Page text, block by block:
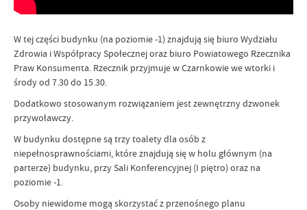
W tej części budynku (na poziomie -1) znajdują się biuro Wydziału
Zdrowia i Współpracy Społecznej oraz biuro Powiatowego Rzecznika
Praw Konsumenta. Rzecznik przyjmuje w Czarnkowie we wtorki i
środy od 7.30 do 15.30.
Dodatkowo stosowanym rozwiązaniem jest zewnętrzny dzwonek
przywoławczy.
W budynku dostępne są trzy toalety dla osób z
niepełnosprawnościami, które znajdują się w holu głównym (na
parterze) budynku, przy Sali Konferencyjnej (I piętro) oraz na
poziomie -1.
Osoby niewidome mogą skorzystać z przenośnego planu